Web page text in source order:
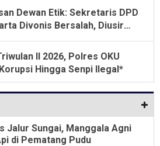
Dewan Etik: Sekretaris DPD
Divonis Bersalah, Diusir
II 2026, Polres OKU
Hingga Senpi Ilegal*
Jalur Sungai, Manggala Agni
di Pematang Pudu